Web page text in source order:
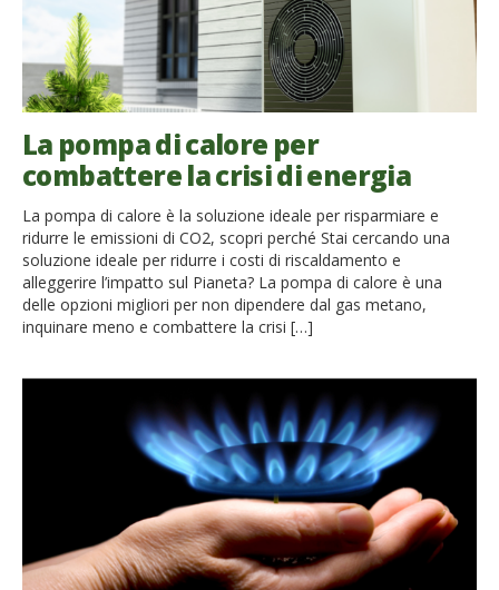
La pompa di calore per
combattere la crisi di energia
La pompa di calore è la soluzione ideale per risparmiare e
ridurre le emissioni di CO2, scopri perché Stai cercando una
soluzione ideale per ridurre i costi di riscaldamento e
alleggerire l’impatto sul Pianeta? La pompa di calore è una
delle opzioni migliori per non dipendere dal gas metano,
inquinare meno e combattere la crisi […]